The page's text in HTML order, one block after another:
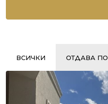
ВСИЧКИ ОТДАВА